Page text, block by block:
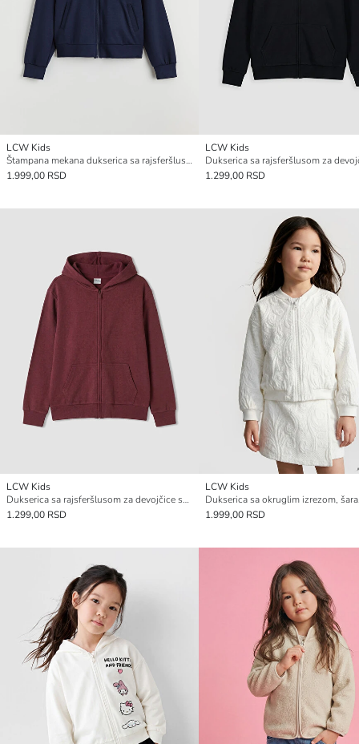
LCW Kids
Štampana mekana dukserica sa rajsferšlusom za devojčice
1.999,00 RSD
LCW Kids
1.299,00 RSD
LCW Kids
Dukserica sa rajsferšlusom za devojčice sa kapuljačom
1.299,00 RSD
LCW Kids
1.999,00 RSD